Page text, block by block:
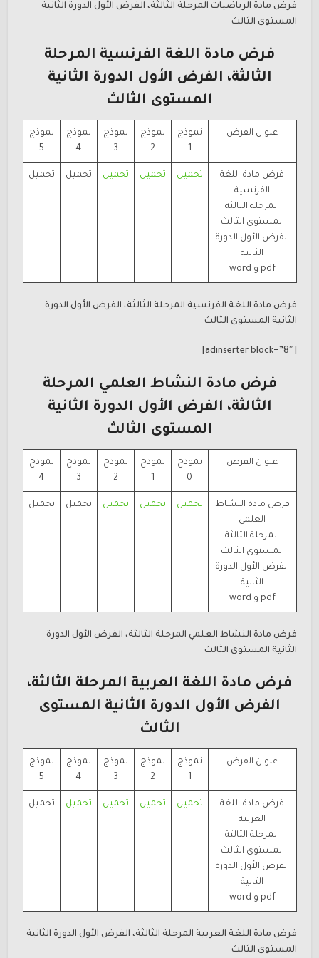
فرض مادة الرياضيات المرحلة الثالثة، الفرض الأول الدورة الثانية
المستوى الثالث
فرض مادة اللغة الفرنسية المرحلة
الثالثة، الفرض الأول الدورة الثانية
المستوى الثالث
عنوان الفرض
نموذج
1
نموذج
2
نموذج
3
نموذج
4
نموذج
5
فرض مادة اللغة
الفرنسية
المرحلة الثالثة
المستوى الثالث
الفرض الأول الدورة
الثانية
pdf و word
تحميل تحميل تحميل تحميل تحميل
فرض مادة اللغة الفرنسية المرحلة الثالثة، الفرض الأول الدورة
الثانية المستوى الثالث
فرض مادة النشاط العلمي المرحلة
الثالثة، الفرض الأول الدورة الثانية
المستوى الثالث
عنوان الفرض
نموذج
0
نموذج
1
نموذج
2
نموذج
3
نموذج
4
فرض مادة النشاط
العلمي
المرحلة الثالثة
المستوى الثالث
الفرض الأول الدورة
الثانية
pdf و word
تحميل تحميل تحميل تحميل تحميل
فرض مادة النشاط العلمي المرحلة الثالثة، الفرض الأول الدورة
الثانية المستوى الثالث
فرض مادة اللغة العربية المرحلة الثالثة،
الفرض الأول الدورة الثانية المستوى
الثالث
عنوان الفرض
نموذج
1
نموذج
2
نموذج
3
نموذج
4
نموذج
5
فرض مادة اللغة
العربية
المرحلة الثالثة
المستوى الثالث
الفرض الأول الدورة
الثانية
pdf و word
تحميل تحميل تحميل تحميل تحميل
فرض مادة اللغة العربية المرحلة الثالثة، الفرض الأول الدورة الثانية
المستوى الثالث